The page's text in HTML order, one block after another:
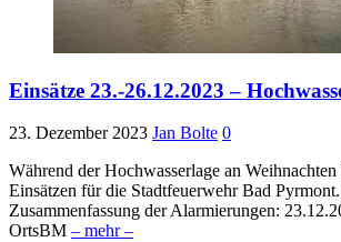
Einsätze 23.-26.12.2023 –
23. Dezember 2023 Jan Bolte 0
Während der Hochwasserlage an Weihnachten
Einsätzen für die Stadtfeuerwehr Bad
Zusammenfassung der Alarmierungen:
OrtsBM – mehr –